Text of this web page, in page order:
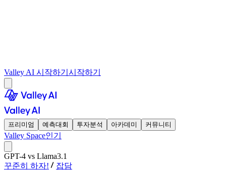
Valley AI 시작하기 시작하기
프리미엄 예측대회 투자분석 아카데미 커뮤니티
Valley Space인기
GPT-4 vs Llama3.1
꾸준히 하자!
잡담